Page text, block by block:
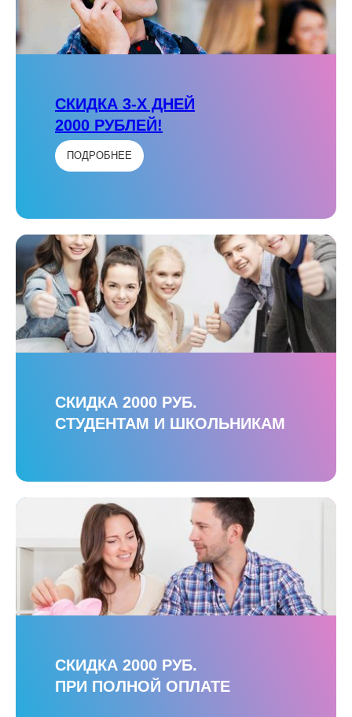
СКИДКА 3-Х ДНЕЙ
2000 РУБЛЕЙ!
ПОДРОБНЕЕ
СКИДКА 2000 РУБ.
СТУДЕНТАМ И ШКОЛЬНИКАМ
СКИДКА 2000 РУБ.
ПРИ ПОЛНОЙ ОПЛАТЕ